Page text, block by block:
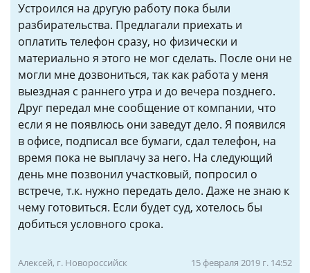
Устроился на другую работу пока были
разбирательства. Предлагали приехать и
оплатить телефон сразу, но физически и
материально я этого не мог сделать. После они не
могли мне дозвониться, так как работа у меня
выездная с раннего утра и до вечера позднего.
Друг передал мне сообщение от компании, что
если я не появлюсь они заведут дело. Я появился
в офисе, подписал все бумаги, сдал телефон, на
время пока не выплачу за него. На следующий
день мне позвонил участковый, попросил о
встрече, т.к. нужно передать дело. Даже не знаю к
чему готовиться. Если будет суд, хотелось бы
добиться условного срока.
Алексей, г. Новороссийск 15 февраля 2019 г. 14:52